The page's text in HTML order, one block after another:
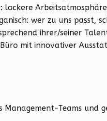
lockere
wer zu uns passt,
ihrer/seiner
mit innovativer
Management-Teams und